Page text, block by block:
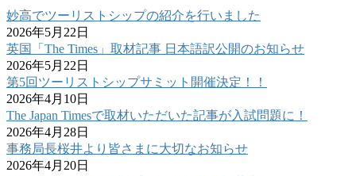
妙高でツーリストシップの紹介を行いました
2026年5月22日
英国「The Times」取材記事 日本語訳公開のお知らせ
2026年5月22日
第5回ツーリストシップサミット開催決定！！
2026年4月10日
The Japan Timesで取材いただいた記事が入試問題に！
2026年4月28日
事務局長桜井より皆さまに大切なお知らせ
2026年4月20日